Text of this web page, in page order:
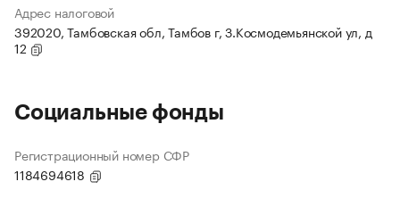
Адрес налоговой
392020, Тамбовская обл, Тамбов г, З.Космодемьянской ул, д
12
Социальные фонды
Регистрационный номер СФР
1184694618